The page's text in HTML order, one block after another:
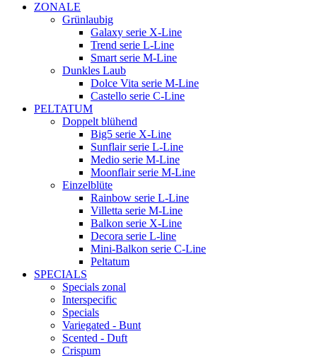
ZONALE
Grünlaubig
Galaxy serie X-Line
Trend serie L-Line
Smart serie M-Line
Dunkles Laub
Dolce Vita serie M-Line
Castello serie C-Line
PELTATUM
Doppelt blühend
Big5 serie X-Line
Sunflair serie L-Line
Medio serie M-Line
Moonflair serie M-Line
Einzelblüte
Rainbow serie L-Line
Villetta serie M-Line
Balkon serie X-Line
Decora serie L-line
Mini-Balkon serie C-Line
Peltatum
SPECIALS
Specials zonal
Interspecific
Specials
Variegated - Bunt
Scented - Duft
Crispum